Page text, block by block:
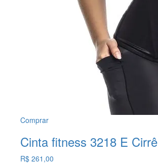
Comprar
Cinta fitness 3218 E Cirrê
R$ 261,00